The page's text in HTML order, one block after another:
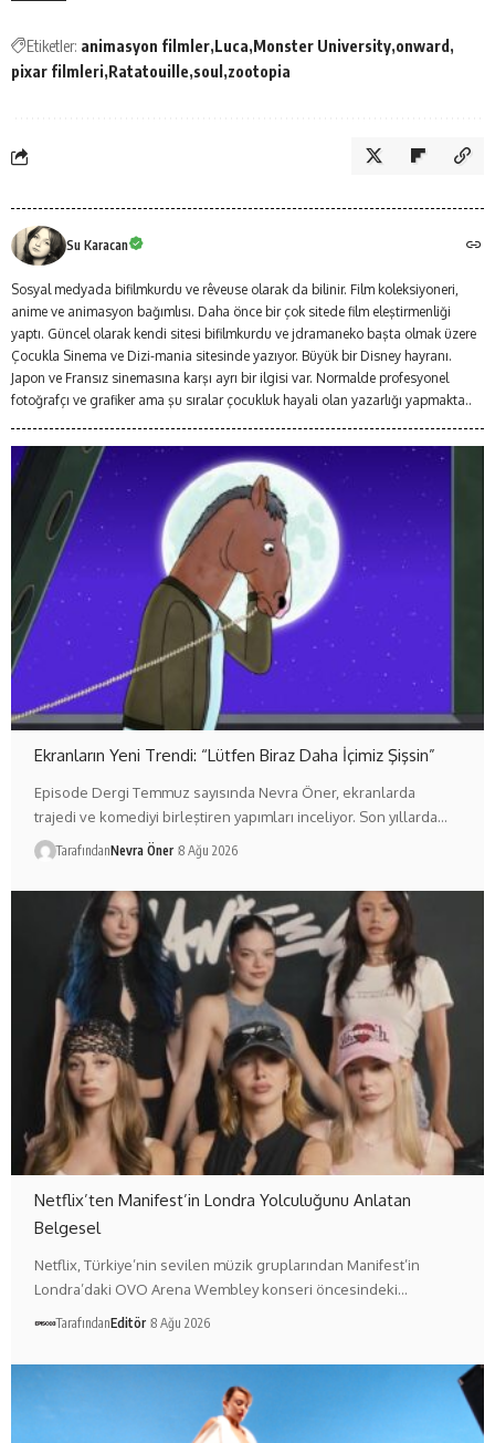
Etiketler: animasyon filmler Luca Monster University onward
pixar filmleri Ratatouille soul zootopia
Su Karacan
Sosyal medyada bifilmkurdu ve rêveuse olarak da bilinir. Film koleksiyoneri,
anime ve animasyon bağımlısı. Daha önce bir çok sitede film eleştirmenliği
yaptı. Güncel olarak kendi sitesi bifilmkurdu ve jdramaneko başta olmak üzere
Çocukla Sinema ve Dizi-mania sitesinde yazıyor. Büyük bir Disney hayranı.
Japon ve Fransız sinemasına karşı ayrı bir ilgisi var. Normalde profesyonel
fotoğrafçı ve grafiker ama şu sıralar çocukluk hayali olan yazarlığı yapmakta..
Ekranların Yeni Trendi: “Lütfen Biraz Daha İçimiz Şişsin”
Episode Dergi Temmuz sayısında Nevra Öner, ekranlarda
trajedi ve komediyi birleştiren yapımları inceliyor. Son yıllarda…
TarafındanNevra Öner 8 Ağu 2026
Netflix’ten Manifest’in Londra Yolculuğunu Anlatan
Belgesel
Netflix, Türkiye’nin sevilen müzik gruplarından Manifest’in
Londra’daki OVO Arena Wembley konseri öncesindeki…
TarafındanEditör 8 Ağu 2026